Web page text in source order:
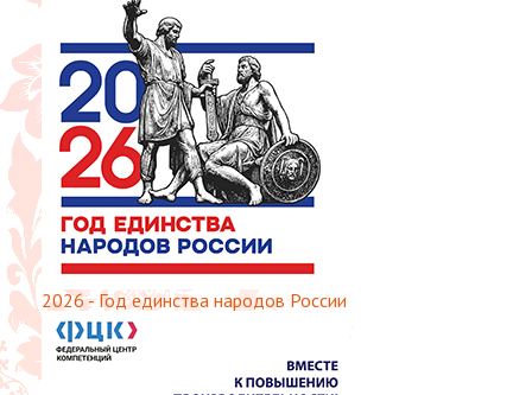
2026 - Год единства народов России